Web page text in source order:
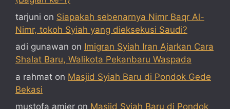
tarjuni on Siapakah sebenarnya Nimr Baqr Al-
Nimr, tokoh Syiah yang dieksekusi Saudi?
adi gunawan on Imigran Syiah Iran Ajarkan Cara
Shalat Baru, Walikota Pekanbaru Waspada
a rahmat on Masjid Syiah Baru di Pondok Gede
Bekasi
mustofa amier on Masjid Syiah Baru di Pondok